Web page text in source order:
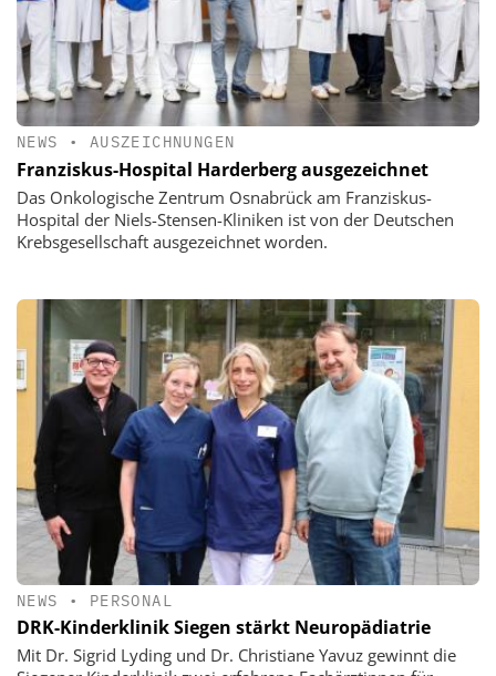
NEWS • AUSZEICHNUNGEN
Franziskus-Hospital Harderberg ausgezeichnet
Das Onkologische Zentrum Osnabrück am Franziskus-
Hospital der Niels-Stensen-Kliniken ist von der Deutschen
Krebsgesellschaft ausgezeichnet worden.
NEWS • PERSONAL
DRK-Kinderklinik Siegen stärkt Neuropädiatrie
Mit Dr. Sigrid Lyding und Dr. Christiane Yavuz gewinnt die